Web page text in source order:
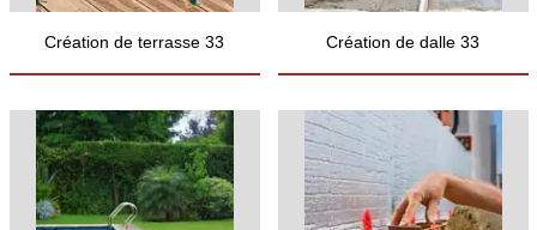
Création de terrasse 33 Création de dalle 33